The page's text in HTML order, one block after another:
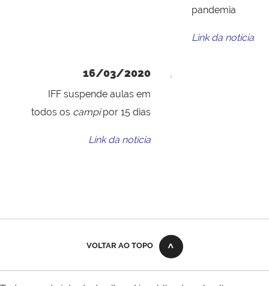
pandemia
Link da notícia
16/03/2020
IFF suspende aulas em
todos os campipor 15 dias
Link da notícia
VOLTAR AO TOPO